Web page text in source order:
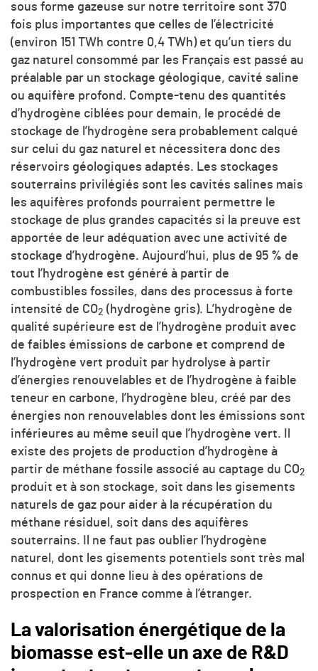
sous forme gazeuse sur notre territoire sont 370
fois plus importantes que celles de l’électricité
(environ 151 TWh contre 0,4 TWh) et qu’un tiers du
gaz naturel consommé par les Français est passé au
préalable par un stockage géologique, cavité saline
ou aquifère profond. Compte-tenu des quantités
d’hydrogène ciblées pour demain, le procédé de
stockage de l’hydrogène sera probablement calqué
sur celui du gaz naturel et nécessitera donc des
réservoirs géologiques adaptés. Les stockages
souterrains privilégiés sont les cavités salines mais
les aquifères profonds pourraient permettre le
stockage de plus grandes capacités si la preuve est
apportée de leur adéquation avec une activité de
stockage d’hydrogène. Aujourd’hui, plus de 95 % de
tout l’hydrogène est généré à partir de
combustibles fossiles, dans des processus à forte
intensité de CO2 (hydrogène gris). L’hydrogène de
qualité supérieure est de l’hydrogène produit avec
de faibles émissions de carbone et comprend de
l’hydrogène vert produit par hydrolyse à partir
d’énergies renouvelables et de l’hydrogène à faible
teneur en carbone, l’hydrogène bleu, créé par des
énergies non renouvelables dont les émissions sont
inférieures au même seuil que l’hydrogène vert. Il
existe des projets de production d’hydrogène à
partir de méthane fossile associé au captage du CO2
produit et à son stockage, soit dans les gisements
naturels de gaz pour aider à la récupération du
méthane résiduel, soit dans des aquifères
souterrains. Il ne faut pas oublier l’hydrogène
naturel, dont les gisements potentiels sont très mal
connus et qui donne lieu à des opérations de
prospection en France comme à l’étranger.
La valorisation énergétique de la
biomasse est-elle un axe de R&D